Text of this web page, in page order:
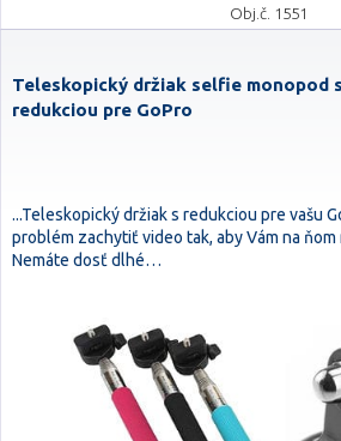
Obj.č. 1551
Teleskopický držiak selfie monopod
redukciou pre GoPro
...Teleskopický držiak s redukciou pre vašu
problém zachytiť video tak, aby Vám na
Nemáte dosť dlhé…